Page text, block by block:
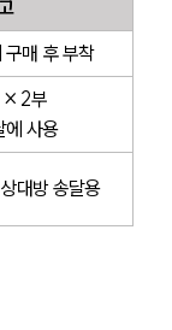
구매 후 부착
× 2부
에 사용
대방 송달용